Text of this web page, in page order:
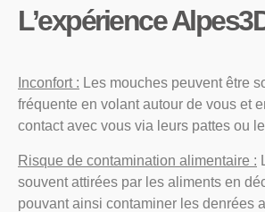
L’expérience
Inconfort : Les mouches peuvent être
fréquente en volant autour de vous et
contact avec vous via leurs pattes ou
Risque de contamination alimentaire :
souvent attirées par les aliments en
pouvant ainsi contaminer les denrées